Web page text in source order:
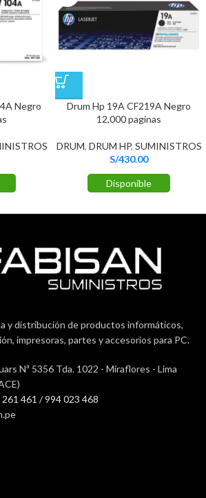
Negro
Drum Hp 19A CF219A Negro
12,000 paginas
DRUM, DRUM HP, SUMINISTROS
S/430.00
Disponible
y distribución de productos informáticos,
impresoras, partes y accesorios para PC.
Nª 5356 Tda. 1022 - Miraflores - Lima
461 / 994 023 468